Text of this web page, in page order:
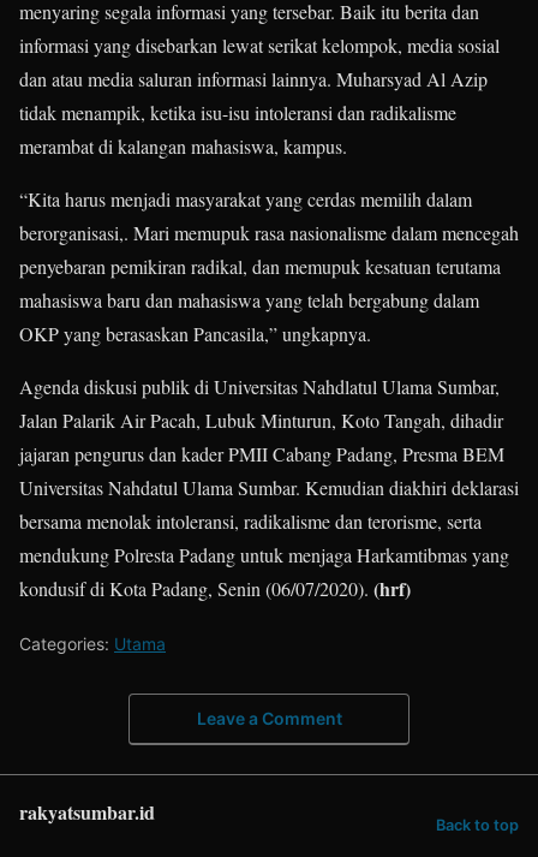
menyaring segala informasi yang tersebar. Baik itu berita dan
informasi yang disebarkan lewat serikat kelompok, media sosial
dan atau media saluran informasi lainnya. Muharsyad Al Azip
tidak menampik, ketika isu-isu intoleransi dan radikalisme
merambat di kalangan mahasiswa, kampus.
“Kita harus menjadi masyarakat yang cerdas memilih dalam
berorganisasi,. Mari memupuk rasa nasionalisme dalam mencegah
penyebaran pemikiran radikal, dan memupuk kesatuan terutama
mahasiswa baru dan mahasiswa yang telah bergabung dalam
OKP yang berasaskan Pancasila,” ungkapnya.
Agenda diskusi publik di Universitas Nahdlatul Ulama Sumbar,
Jalan Palarik Air Pacah, Lubuk Minturun, Koto Tangah, dihadir
jajaran pengurus dan kader PMII Cabang Padang, Presma BEM
Universitas Nahdatul Ulama Sumbar. Kemudian diakhiri deklarasi
bersama menolak intoleransi, radikalisme dan terorisme, serta
mendukung Polresta Padang untuk menjaga Harkamtibmas yang
kondusif di Kota Padang, Senin (06/07/2020). (hrf)
Categories: Utama
Leave a Comment
rakyatsumbar.id Back to top